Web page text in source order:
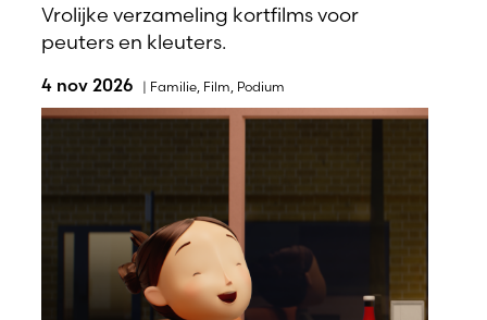
Vrolijke verzameling kortfilms voor
peuters en kleuters.
4 nov 2026 | Familie, Film, Podium